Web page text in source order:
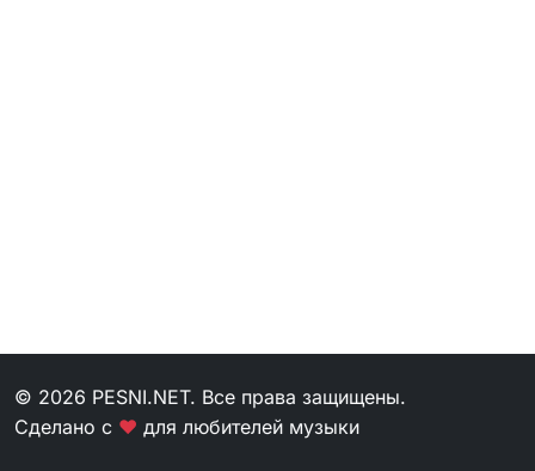
© 2026 PESNI.NET. Все права защищены.
Сделано с ❤ для любителей музыки